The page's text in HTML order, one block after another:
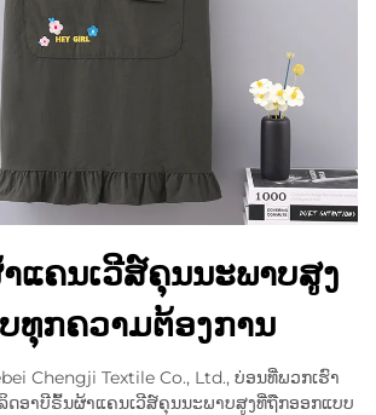
ແຄນເວີສ໌ຄຸນນະພາບສູງ
ທຸກຄວາມຕ້ອງການ
Chengji Textile Co., Ltd., ບ່ອນທີ່ພວກເຮົາ
ດອາບີຣົ້ນຜ້າແຄນເວີສ໌ຄຸນນະພາບສູງທີ່ຖືກອອກແບບ